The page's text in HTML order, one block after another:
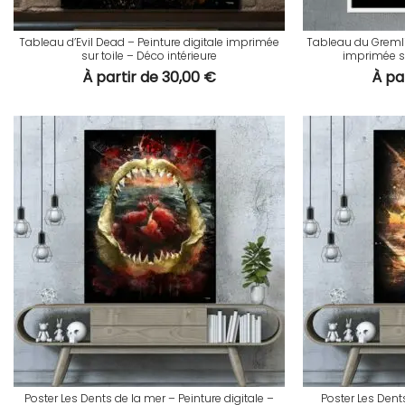
Tableau d’Evil Dead – Peinture digitale imprimée
sur toile – Déco intérieure
À partir de30,00 €
Tableau du
imprimée
À
Poster Les Dents de la mer – Peinture digitale –
Poster Les